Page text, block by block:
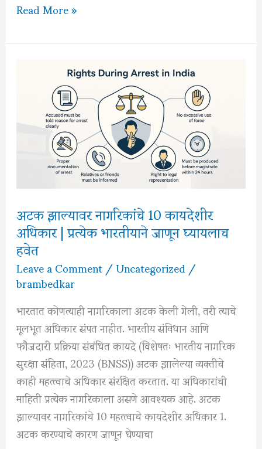
अण्णा
साठे
कादंबऱ्या,
आणि
लोकनाट्य
Read More »
अटक झाल्यावर नागरिकांचे 10 कायदेशीर
अधिकार | प्रत्येक भारतीयाने जाणून घ्यायलाच
हवेत
Leave a Comment/Uncategorized/
brambedkar
भारतात कोणत्याही नागरिकाला अटक केली गेली, तरी त्याचे
मूलभूत अधिकार संपत नाहीत. भारतीय संविधान आणि
फौजदारी प्रक्रिया संबंधित कायदे (विशेषतः भारतीय नागरिक
सुरक्षा संहिता, 2023 (BNSS)) अटक झालेल्या व्यक्तीचे
काही महत्त्वाचे अधिकार संरक्षित करतात. या अधिकारांची
माहिती प्रत्येक नागरिकाला असणे आवश्यक आहे. अटक
झाल्यावर नागरिकांचे 10 महत्त्वाचे कायदेशीर अधिकार 1.
अटक करण्याचे कारण जाणून घेण्याचा